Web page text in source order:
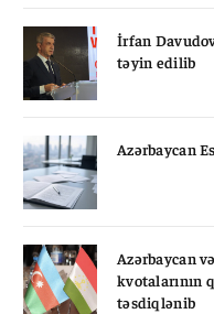
İrfan
təyin edilib
Azərbaycan
Azərbaycan
kvotalarının
təsdiqlənib